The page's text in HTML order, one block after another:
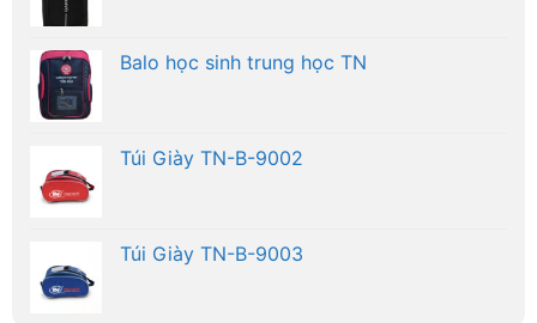
Balo học sinh trung học TN
Túi Giày TN-B-9002
Túi Giày TN-B-9003